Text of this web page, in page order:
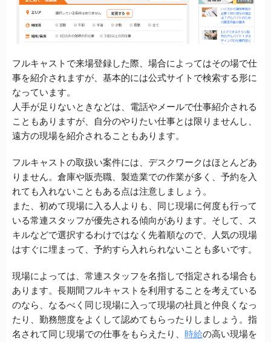
フルキャストで来場登録した際、場合によってはその場で仕
事を紹介されますが、基本的には公式サイトで検索する形に
なっています。
人手が足りないときなどは、電話やメールで仕事紹介される
こともありますが、自分のやりたい仕事とは限りませんし、
遠方の現場を紹介されることもあります。
フルキャストの取扱い案件には、 デスクワークはほとんどあ
りません。倉庫や販売職、製造業での作業が多く、予約を入
れても入れないこともある点は注意しましょう。
また、初めて現場に入る人よりも、 同じ現場に何度も行って
いる常連スタッフが優先される傾向があります。 そして、ス
キルなどで選択するわけではなく先着順なので、人気の現場
はすぐに埋まって、予約すら入れられないことも多いです。
現場によっては、常連スタッフを名指しで指定される場合も
あります。 長期間フルキャストを利用することを考えている
のなら、なるべく同じ現場に入って現場の社員と仲良くなっ
たり、勤務態度をよくして認めてもらったりしましょう。指
名されて同じ現場での仕事をもらえたり、 時給の高い現場を